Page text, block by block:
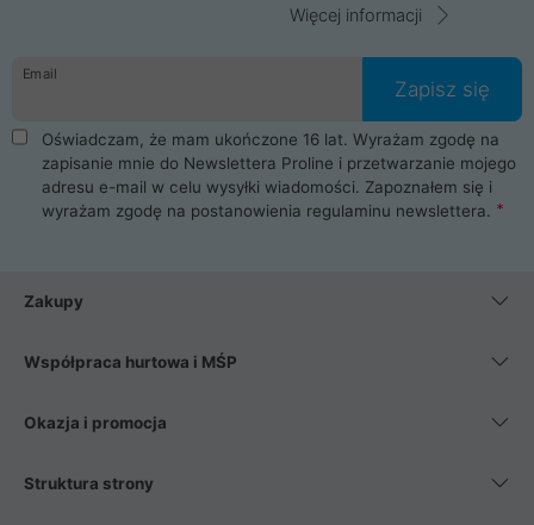
komunikacja ze sklepem komputerowym ProLine jest
danych osobowych. Dlatego zakup notebooka albo laptopa w
ProLine to czysta przyjemność i pełne bezpieczeństwo.
Zaopatrzysz się u nas w akcesoria i części komputerowe
takie jak procesory, karty graficzne, płyty główne, pamięci,
dyski SSD, M.2 oraz HDD. Nasi pracownicy pomogą Ci wybrać
najlepszy zasilacz komputerowy oraz obudowę do komputera.
Poza komputerami mamy również najlepsze na rynku
Smartfony takich producentów jak Xiaomi, Apple, Samsung i
wentylatory. Na koniec mając już to wszystko, możesz
Więcej informacji
Email
Zapisz się
Oświadczam, że mam ukończone 16 lat. Wyrażam zgodę na
zapisanie mnie do Newslettera Proline i przetwarzanie mojego
adresu e-mail w celu wysyłki wiadomości. Zapoznałem się i
wyrażam zgodę na postanowienia regulaminu newslettera.
Zakupy
Współpraca hurtowa i MŚP
Okazja i promocja
Struktura strony